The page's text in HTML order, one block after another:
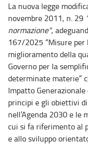
La nuova legge
novembre 2011, n. 29
normazione",
167/2025 “Misure
miglioramento della
Governo per la
determinate materie”
Impatto Generazionale
principi e gli obiettivi
nell’Agenda 2030 e le
cui si fa riferimento al
e allo sviluppo